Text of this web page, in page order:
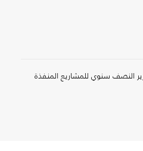
النصف سنوي للمشاريع المنفذة